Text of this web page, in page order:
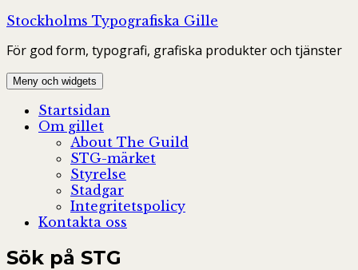
Hoppa
innehåll
Stockholms Typografiska Gille
För god form, typografi, grafiska produkter och tjänster
Meny och widgets
Startsidan
Om gillet
About The Guild
STG-märket
Styrelse
Stadgar
Integritetspolicy
Kontakta oss
Sök på STG